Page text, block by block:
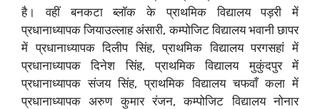
है। वहीं बनकटा ब्लॉक के प्राथमिक विद्यालय पड़री में
प्रधानाध्यापक जियाउल्लाह अंसारी, कम्पोजिट विद्यालय भवानी छापर
में प्रधानाध्यापक दिलीप सिंह, प्राथमिक विद्यालय परगसहां में
प्रधानाध्यापक दिनेश सिंह, प्राथमिक विद्यालय मुकुंदपुर में
प्रधानाध्यापक संजय सिंह, प्राथमिक विद्यालय चफवाँ कला में
प्रधानाध्यापक अरुण कुमार रंजन, कम्पोजिट विद्यालय नोनार